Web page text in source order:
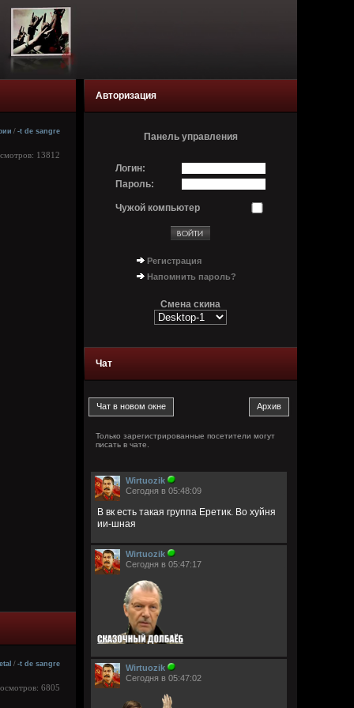
/ -t de sangre
13812
/ -t de sangre
6805
Авторизация
Панель управления
Логин:
Пароль:
Чужой компьютер
Регистрация
Напомнить пароль?
Смена скина
Чат
Только зарегистрированные посетители могут
писать в чате.
Wirtuozik
Сегодня в 05:48:09
В вк есть такая группа Еретик. Во хуйня
ии-шная
Wirtuozik
Сегодня в 05:47:17
Wirtuozik
Сегодня в 05:47:02